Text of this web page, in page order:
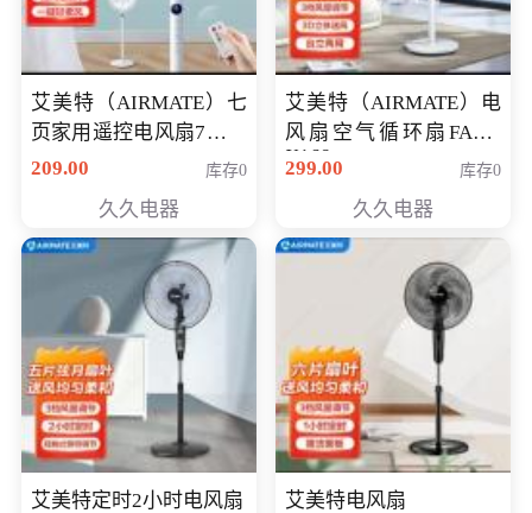
艾美特（AIRMATE）七
页家用遥控电风扇7档风
量空气循环摇头立式落
定时落地式风扇CS35-
R20
209.00 库存0
久久电器
艾美特（AIRMATE）电
风扇空气循环扇FA18-
X168
299.00 库存0
久久电器
艾美特定时2小时电风扇
艾美特电风扇